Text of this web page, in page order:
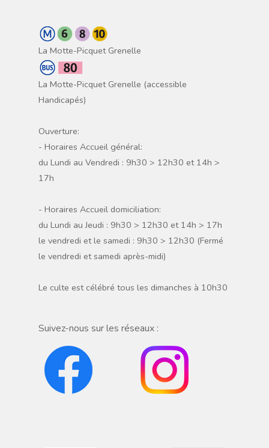
La Motte-Picquet Grenelle
La Motte-Picquet Grenelle (accessible
Handicapés)
Ouverture:
- Horaires Accueil général:
du Lundi au Vendredi : 9h30 > 12h30 et 14h >
17h
- Horaires Accueil domiciliation:
du Lundi au Jeudi : 9h30 > 12h30 et 14h > 17h
le vendredi et le samedi : 9h30 > 12h30 (Fermé
le vendredi et samedi après-midi)
Le culte est célébré tous les dimanches à 10h30
Suivez-nous sur les réseaux :